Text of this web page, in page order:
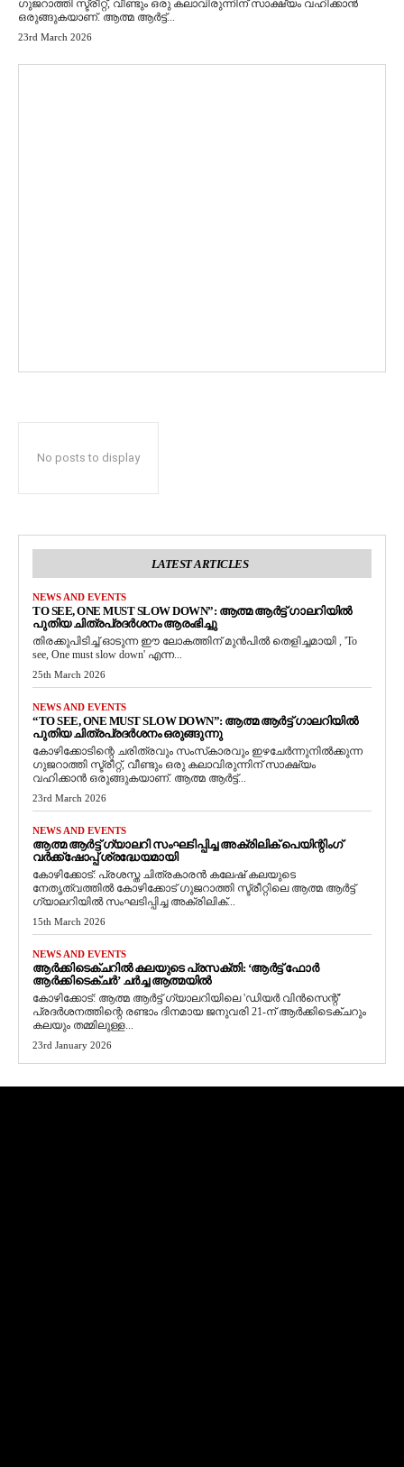
ഗുജറാത്തി സ്ട്രീറ്റ്, വീണ്ടും ഒരു കലാവിരുന്നിന് സാക്ഷ്യം വഹിക്കാൻ
ഒരുങ്ങുകയാണ്. ആത്മ ആർട്ട്...
23rd March 2026
No posts to display
LATEST ARTICLES
NEWS AND EVENTS
TO SEE, ONE MUST SLOW DOWN”: ആത്മ ആർട്ട് ഗാലറിയിൽ
പുതിയ ചിത്രപ്രദർശനം ആരംഭിച്ചു
തിരക്കുപിടിച്ച് ഓടുന്ന ഈ ലോകത്തിന് മുൻപിൽ തെളിച്ചമായി , 'To
see, One must slow down' എന്ന...
25th March 2026
NEWS AND EVENTS
“TO SEE, ONE MUST SLOW DOWN”: ആത്മ ആർട്ട് ഗാലറിയിൽ
പുതിയ ചിത്രപ്രദർശനം ഒരുങ്ങുന്നു
കോഴിക്കോടിന്റെ ചരിത്രവും സംസ്‌കാരവും ഇഴചേർന്നുനിൽക്കുന്ന
ഗുജറാത്തി സ്ട്രീറ്റ്, വീണ്ടും ഒരു കലാവിരുന്നിന് സാക്ഷ്യം
വഹിക്കാൻ ഒരുങ്ങുകയാണ്. ആത്മ ആർട്ട്...
23rd March 2026
NEWS AND EVENTS
ആത്മ ആർട്ട് ഗ്യാലറി സംഘടിപ്പിച്ച അക്രിലിക് പെയിന്റിംഗ്
വർക്ക്‌ഷോപ്പ് ശ്രദ്ധേയമായി
കോഴിക്കോട്: പ്രശസ്ത ചിത്രകാരൻ കലേഷ് കലയുടെ
നേതൃത്വത്തിൽ കോഴിക്കോട് ഗുജറാത്തി സ്ട്രീറ്റിലെ ആത്മ ആർട്ട്
ഗ്യാലറിയിൽ സംഘടിപ്പിച്ച അക്രിലിക്...
15th March 2026
NEWS AND EVENTS
ആർക്കിടെക്ചറിൽ കലയുടെ പ്രസക്തി: ‘ആർട്ട് ഫോർ
ആർക്കിടെക്ചർ’ ചർച്ച ആത്മയിൽ
​കോഴിക്കോട്: ആത്മ ആർട്ട് ഗ്യാലറിയിലെ 'ഡിയർ വിൻസെന്റ്'
പ്രദർശനത്തിന്റെ രണ്ടാം ദിനമായ ജനുവരി 21-ന് ആർക്കിടെക്ചറും
കലയും തമ്മിലുള്ള...
23rd January 2026